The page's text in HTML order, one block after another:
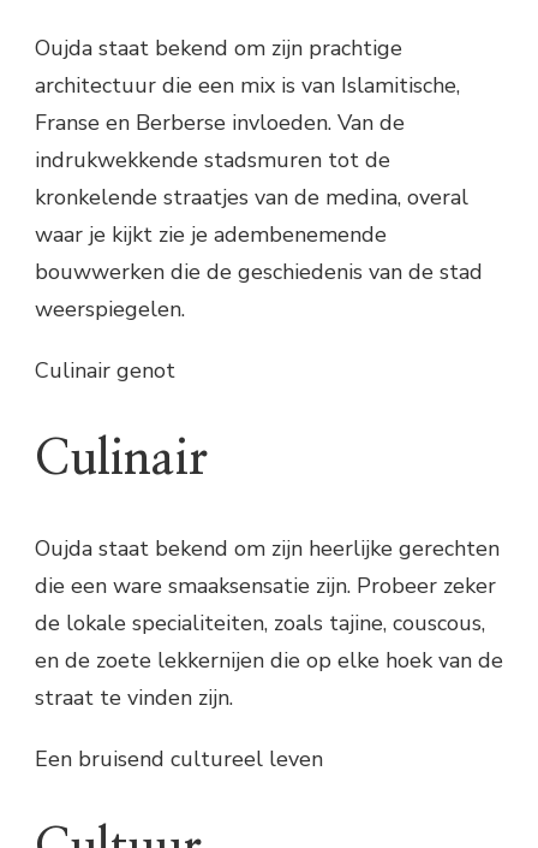
Oujda staat bekend om zijn prachtige
architectuur die een mix is van Islamitische,
Franse en Berberse invloeden. Van de
indrukwekkende stadsmuren tot de
kronkelende straatjes van de medina, overal
waar je kijkt zie je adembenemende
bouwwerken die de geschiedenis van de stad
weerspiegelen.
Culinair genot
Culinair
Oujda staat bekend om zijn heerlijke gerechten
die een ware smaaksensatie zijn. Probeer zeker
de lokale specialiteiten, zoals tajine, couscous,
en de zoete lekkernijen die op elke hoek van de
straat te vinden zijn.
Een bruisend cultureel leven